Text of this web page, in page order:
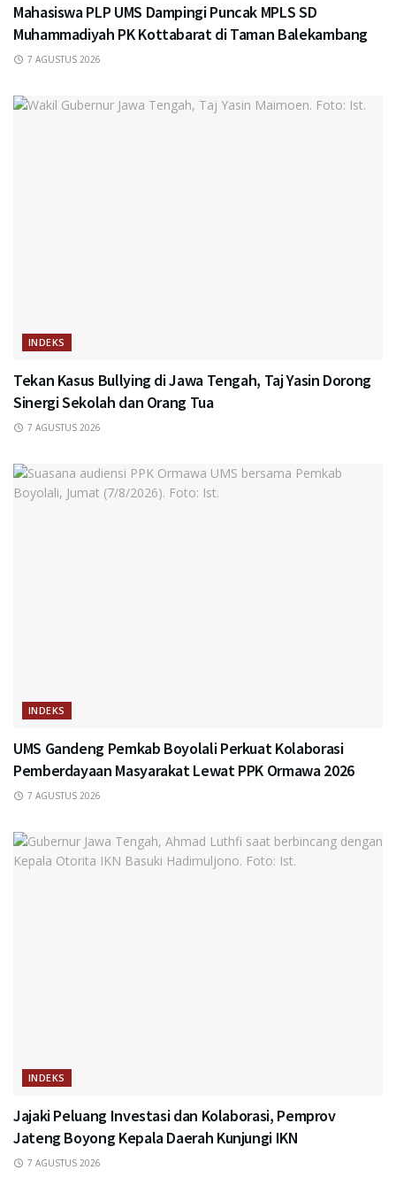
Mahasiswa PLP UMS Dampingi Puncak MPLS SD
Muhammadiyah PK Kottabarat di Taman Balekambang
7 AGUSTUS 2026
INDEKS
Tekan Kasus Bullying di Jawa Tengah, Taj Yasin Dorong
Sinergi Sekolah dan Orang Tua
7 AGUSTUS 2026
INDEKS
UMS Gandeng Pemkab Boyolali Perkuat Kolaborasi
Pemberdayaan Masyarakat Lewat PPK Ormawa 2026
7 AGUSTUS 2026
INDEKS
Jajaki Peluang Investasi dan Kolaborasi, Pemprov
Jateng Boyong Kepala Daerah Kunjungi IKN
7 AGUSTUS 2026